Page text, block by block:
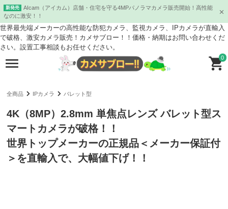
新発売
AIcam（アイカム）店舗・住宅を守る4MPパノラマカメラ販売開始！高性能
なのに激安！！
世界最先端メーカーの高性能な防犯カメラ、監視カメラ、IPカメラが直輸入
で破格、激安カメラ販売！カメサブロー！！価格・納期はお問い合わせくだ
さい。設置工事相談もお任せください。
0
全商品 IPカメラ バレット型
4K（8MP）2.8mm 単焦点レンズ バレット型ス
マートカメラが破格！！
世界トップメーカーの正規品＜メーカー保証付
＞を直輸入で、大幅値下げ！！